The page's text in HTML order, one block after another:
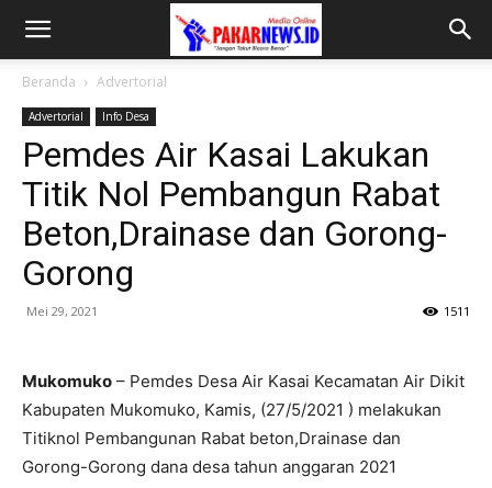
Beranda Advertorial
Advertorial Info Desa
Pemdes Air Kasai Lakukan
Titik Nol Pembangun Rabat
Beton,Drainase dan Gorong-
Gorong
Mei 29, 2021 1511
Mukomuko – Pemdes Desa Air Kasai Kecamatan Air Dikit
Kabupaten Mukomuko, Kamis, (27/5/2021 ) melakukan
Titiknol Pembangunan Rabat beton,Drainase dan
Gorong-Gorong dana desa tahun anggaran 2021